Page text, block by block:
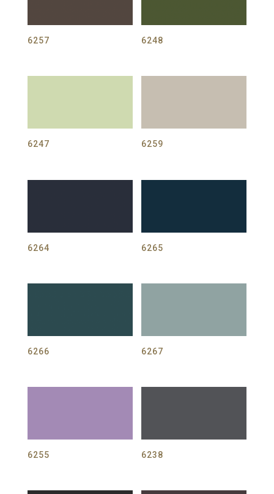
6257 6248
6247 6259
6264 6265
6266 6267
6255 6238